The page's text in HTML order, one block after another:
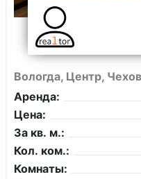
Вологда, Центр,
Аренда:
Цена:
За кв. м.:
Кол. ком.:
Комнаты: